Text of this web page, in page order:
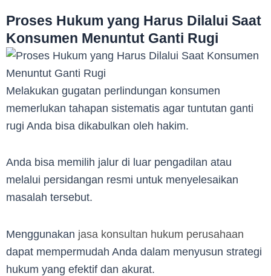
Proses Hukum yang Harus Dilalui Saat
Konsumen Menuntut Ganti Rugi
Melakukan gugatan perlindungan konsumen
memerlukan tahapan sistematis agar tuntutan ganti
rugi Anda bisa dikabulkan oleh hakim.
Anda bisa memilih jalur di luar pengadilan atau
melalui persidangan resmi untuk menyelesaikan
masalah tersebut.
Menggunakan jasa konsultan hukum perusahaan
dapat mempermudah Anda dalam menyusun strategi
hukum yang efektif dan akurat.